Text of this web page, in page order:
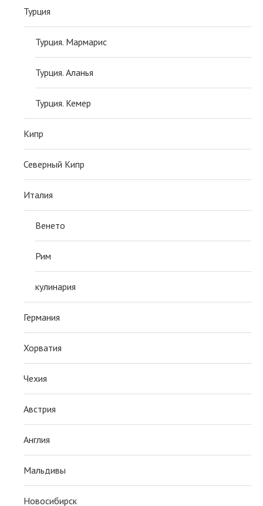
Турция
Турция. Мармарис
Турция. Аланья
Турция. Кемер
Кипр
Северный Кипр
Италия
Венето
Рим
кулинария
Германия
Хорватия
Чехия
Австрия
Англия
Мальдивы
Новосибирск